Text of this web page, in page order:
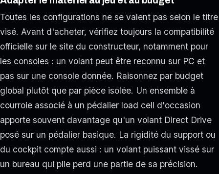
Toutes les configurations ne se valent pas selon le titre
visé. Avant d'acheter, vérifiez toujours la compatibilité
officielle sur le site du constructeur, notamment pour
les consoles : un volant peut être reconnu sur PC et
pas sur une console donnée. Raisonnez par budget
global plutôt que par pièce isolée. Un ensemble à
courroie associé à un pédalier load cell d'occasion
apporte souvent davantage qu'un volant Direct Drive
posé sur un pédalier basique. La rigidité du support ou
du cockpit compte aussi : un volant puissant vissé sur
un bureau qui plie perd une partie de sa précision.